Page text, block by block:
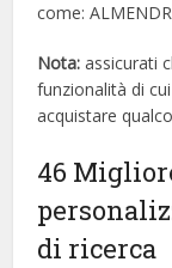
come:
Nota: assicurati
funzionalità di
acquistare
46
di ricerca